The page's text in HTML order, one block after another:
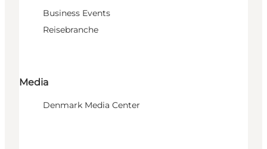
Business Events
Reisebranche
Media
Denmark Media Center